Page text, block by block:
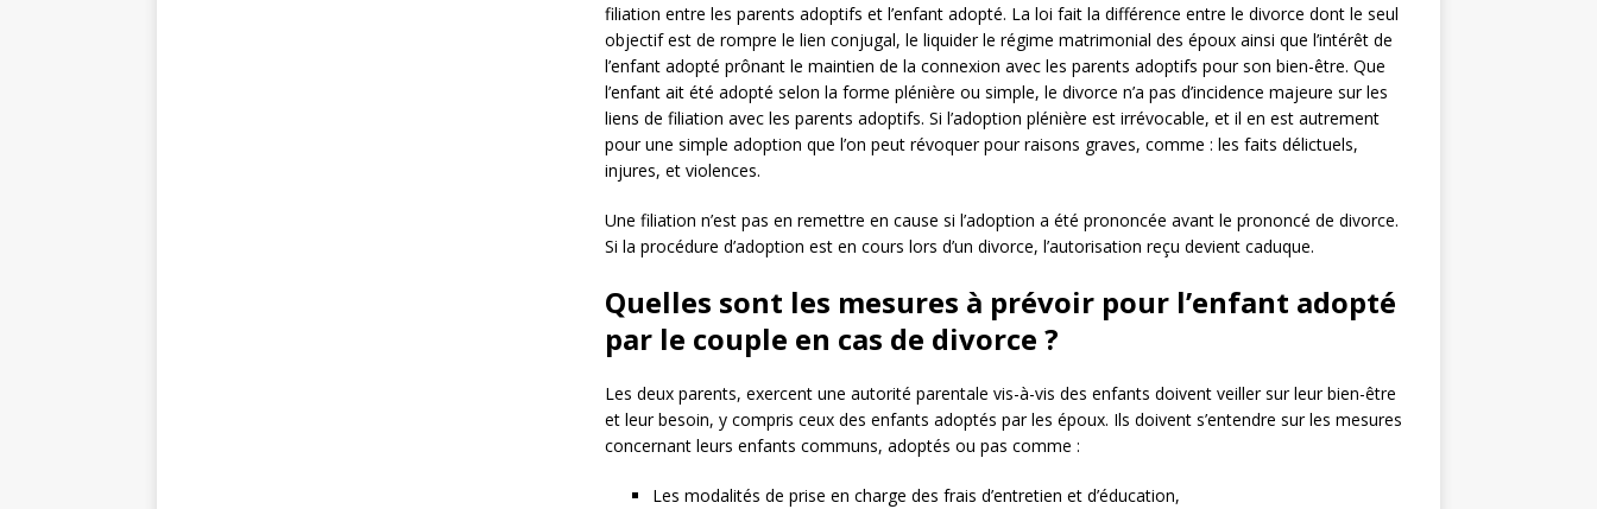
filiation entre les parents adoptifs et l’enfant adopté. La loi fait la différence entre le divorce dont le seul
objectif est de rompre le lien conjugal, le liquider le régime matrimonial des époux ainsi que l’intérêt de
l’enfant adopté prônant le maintien de la connexion avec les parents adoptifs pour son bien-être. Que
l’enfant ait été adopté selon la forme plénière ou simple, le divorce n’a pas d’incidence majeure sur les
liens de filiation avec les parents adoptifs. Si l’adoption plénière est irrévocable, et il en est autrement
pour une simple adoption que l’on peut révoquer pour raisons graves, comme : les faits délictuels,
injures, et violences.
Une filiation n’est pas en remettre en cause si l’adoption a été prononcée avant le prononcé de divorce.
Si la procédure d’adoption est en cours lors d’un divorce, l’autorisation reçu devient caduque.
Quelles sont les mesures à prévoir pour l’enfant adopté
par le couple en cas de divorce ?
Les deux parents, exercent une autorité parentale vis-à-vis des enfants doivent veiller sur leur bien-être
et leur besoin, y compris ceux des enfants adoptés par les époux. Ils doivent s’entendre sur les mesures
concernant leurs enfants communs, adoptés ou pas comme :
Les modalités de prise en charge des frais d’entretien et d’éducation,